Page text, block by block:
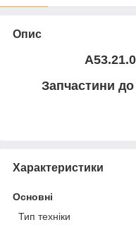
Опис
Запчастини
Характеристики
Основні
Тип техніки